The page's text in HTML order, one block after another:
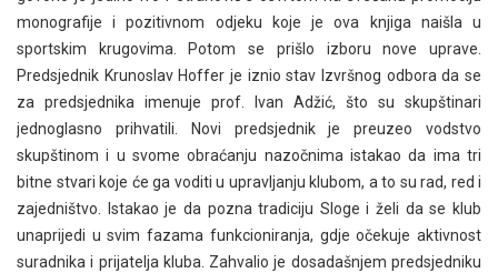
monografije i pozitivnom odjeku koje je ova knjiga naišla u
sportskim krugovima. Potom se prišlo izboru nove uprave.
Predsjednik Krunoslav Hoffer je iznio stav Izvršnog odbora da se
za predsjednika imenuje prof. Ivan Adžić, što su skupštinari
jednoglasno prihvatili. Novi predsjednik je preuzeo vodstvo
skupštinom i u svome obraćanju nazočnima istakao da ima tri
bitne stvari koje će ga voditi u upravljanju klubom, a to su rad, red i
zajedništvo. Istakao je da pozna tradiciju Sloge i želi da se klub
unaprijedi u svim fazama funkcioniranja, gdje očekuje aktivnost
suradnika i prijatelja kluba. Zahvalio je dosadašnjem predsjedniku